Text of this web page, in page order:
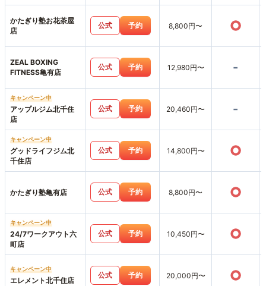
かたぎり塾お花茶屋
店
公式 予約 8,800円〜 ○
ZEAL BOXING
FITNESS亀有店
公式 予約 12,980円〜 -
キャンペーン中
アップルジム北千住
店
公式 予約 20,460円〜 -
キャンペーン中
グッドライフジム北
千住店
公式 予約 14,800円〜 ○
かたぎり塾亀有店 公式 予約 8,800円〜 ○
キャンペーン中
24/7ワークアウト六
町店
公式 予約 10,450円〜 ○
キャンペーン中
エレメント北千住店
公式 予約 20,000円〜 ○